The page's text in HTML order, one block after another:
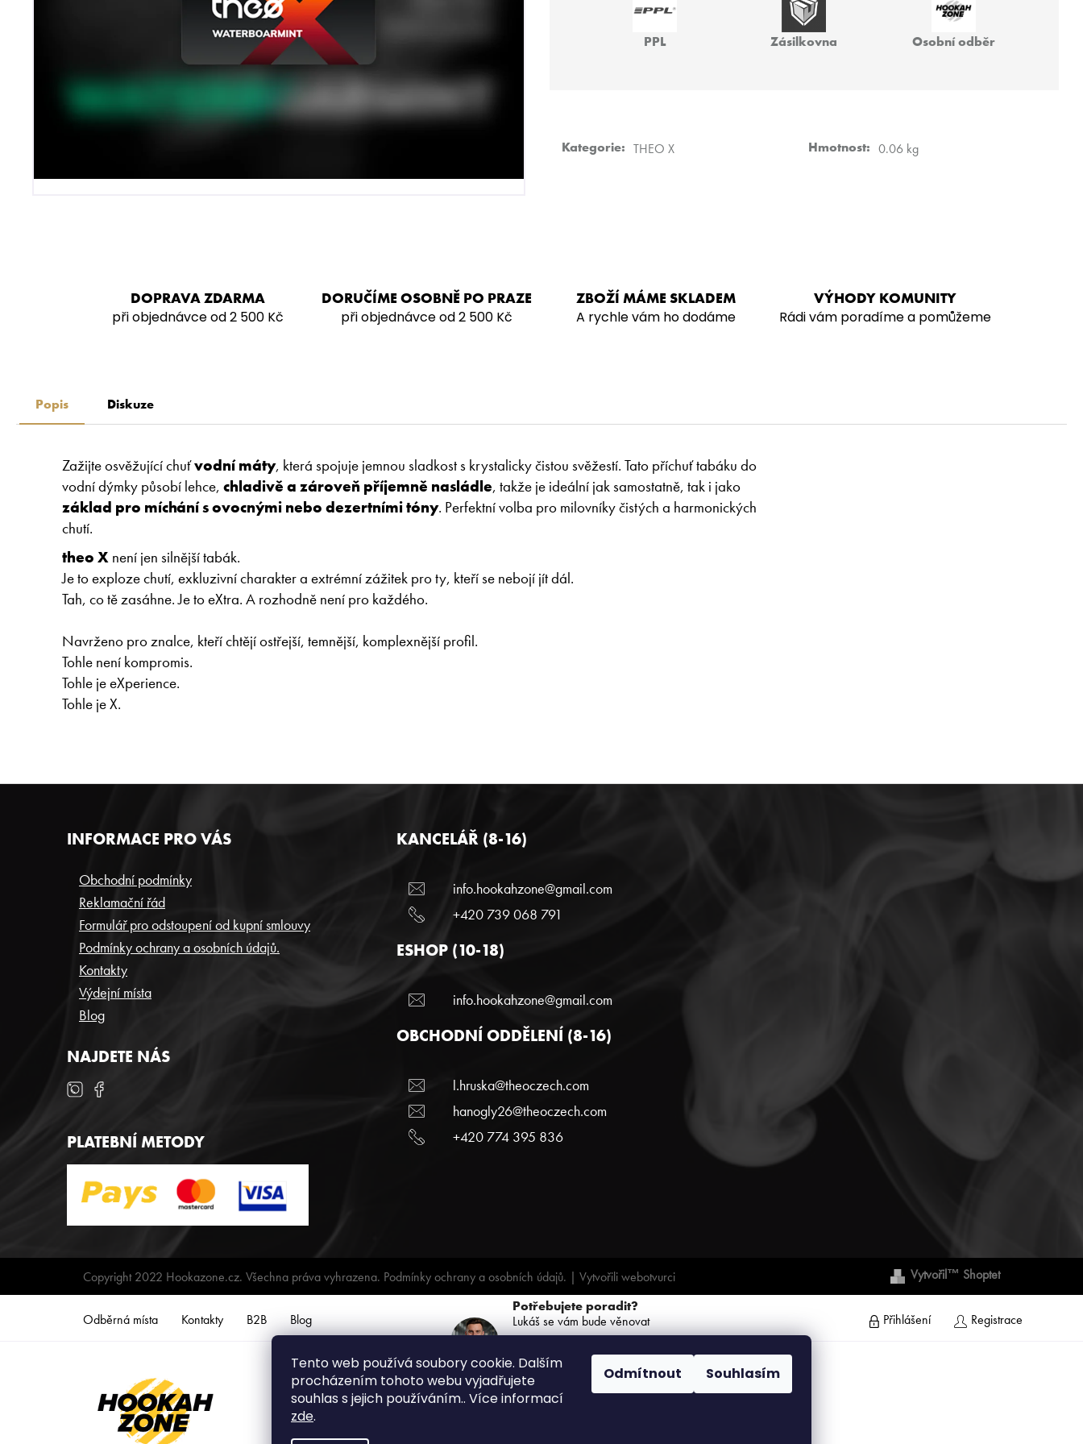
Tento web používá soubory cookie. Dalším
procházením tohoto webu vyjadřujete
souhlas s jejich používáním.. Více informací
zde.
Odmítnout Souhlasím
PPL Zásilkovna Osobní odběr
Kategorie: THEO X Hmotnost: 0.06 kg
DOPRAVA ZDARMA
při objednávce od 2 500 Kč
DORUČÍME OSOBNĚ PO PRAZE
při objednávce od 2 500 Kč
ZBOŽÍ MÁME SKLADEM
A rychle vám ho dodáme
VÝHODY KOMUNITY
Rádi vám poradíme a pomůžeme
Popis Diskuze
Zažijte osvěžující chuťvodní máty, která spojuje jemnou sladkost s krystalicky čistou svěžestí. Tato příchuť tabáku do
vodní dýmky působí lehce, chladivě a zároveň příjemně nasládle, takže je ideální jak samostatně, tak i jako
základ pro míchání s ovocnými nebo dezertními tóny. Perfektní volba pro milovníky čistých a harmonických
chutí.
theo X není jen silnější tabák.
Je to exploze chutí, exkluzivní charakter a extrémní zážitek pro ty, kteří se nebojí jít dál.
Tah, co tě zasáhne. Je to eXtra. A rozhodně není pro každého.
Navrženo pro znalce, kteří chtějí ostřejší, temnější, komplexnější profil.
Tohle není kompromis.
Tohle je eXperience.
Tohle je X.
VODNÍ DÝMKA - VZ FREAK
JO! - POMEL:LA 40G
219 Kč
INFORMACE PRO VÁS
Obchodní podmínky
Reklamační řád
Formulář pro odstoupení od kupní smlouvy
Podmínky ochrany a osobních údajů.
Kontakty
Výdejní místa
Blog
NAJDETE NÁS
PLATEBNÍ METODY
KANCELÁŘ (8-16)
info.hookahzone@gmail.com
+420 739 068 791
ESHOP (10-18)
info.hookahzone@gmail.com
OBCHODNÍ ODDĚLENÍ (8-16)
l.hruska@theoczech.com
hanogly26@theoczech.com
+420 774 395 836
Copyright 2022 Hookazone.cz. Všechna práva vyhrazena. Podmínky ochrany a osobních údajů. | Vytvořiliwebotvurci Vytvořil™ Shoptet
Odběrná místa Kontakty B2B Blog
Potřebujete poradit?
Lukáš se vám bude věnovat
(PO-PÁ: 8:00 - 16:00)
Přihlášení Registrace